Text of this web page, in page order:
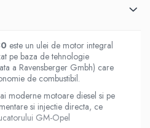
este un ulei de motor integral
pe baza de tehnologie
a Ravensberger Gmbh) care
de combustibil.
moderne motoare diesel si pe
si injectie directa, ce
GM-Opel